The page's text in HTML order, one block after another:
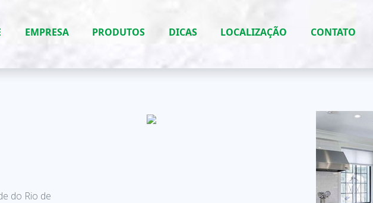
EMPRESA PRODUTOS DICAS LOCALIZAÇÃO CONTATO
do Rio de